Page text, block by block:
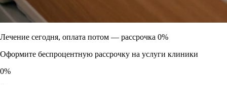
Лечение сегодня, оплата потом — рассрочка 0%
Оформите беспроцентную рассрочку на услуги клиники
0%